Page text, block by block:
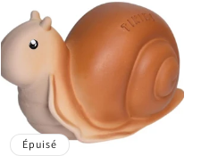
Épuisé